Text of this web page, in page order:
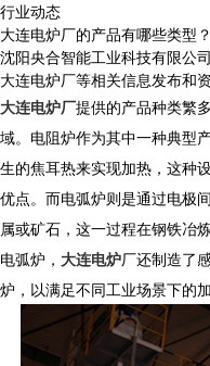
行业动态
大连电炉厂的产品有哪些类型？
沈阳央合智能工业科技有限公
大连电炉厂等相关信息发布和
大连电炉厂提供的产品种类繁
域。电阻炉作为其中一种典型
生的焦耳热来实现加热，这种
优点。而电弧炉则是通过电极
属或矿石，这一过程在钢铁冶
电弧炉， 大连电炉厂还制造了
炉，以满足不同工业场景下的